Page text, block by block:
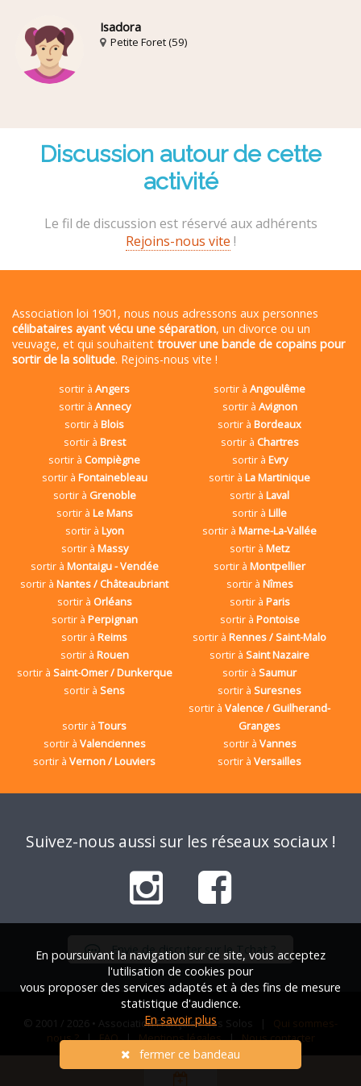
Isadora
Petite Foret (59)
Discussion autour de cette
activité
Le fil de discussion est réservé aux adhérents
Rejoins-nous vite !
Association loi 1901, nous nous adressons aux personnes
célibataires ayant vécu une séparation, un divorce ou un
veuvage, et qui souhaitent trouver une bande de copains pour
sortir de la solitude. Rejoins-nous vite !
sortir àAngers sortir àAngoulême
sortir à Annecy sortir à Avignon
sortir àBlois sortir àBordeaux
sortir à Brest sortir à Chartres
sortir à Compiègne sortir à Evry
sortir à Fontainebleau sortir àLa Martinique
sortir à Grenoble sortir àLaval
sortir à Le Mans sortir àLille
sortir à Lyon sortir àMarne-La-Vallée
sortir à Massy sortir à Metz
sortir à Montaigu - Vendée sortir àMontpellier
sortir àNantes / Châteaubriant sortir à Nîmes
sortir à Orléans sortir à Paris
sortir à Perpignan sortir à Pontoise
sortir àReims sortir àRennes / Saint-Malo
sortir à Rouen sortir àSaint Nazaire
sortir à Saint-Omer / Dunkerque sortir àSaumur
sortir àSens sortir àSuresnes
sortir àTours
sortir àValence / Guilherand-
Granges
sortir à Valenciennes sortir à Vannes
sortir àVernon / Louviers sortir àVersailles
Suivez-nous aussi sur les réseaux sociaux !
Envie de discuter sur le Tchat ?
© 2001 / 2026 • Association Française des Solos | Qui sommes-
nous ?|FAQ|Mentions légales|Nous contacter
En poursuivant la navigation sur ce site, vous acceptez
l'utilisation de cookies pour
vous proposer des services adaptés et à des fins de mesure
statistique d'audience.
En savoir plus
fermer ce bandeau